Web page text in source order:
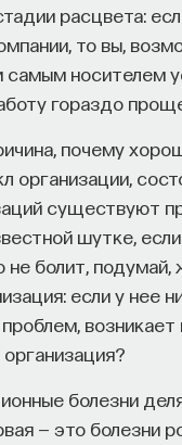
расцвета:
то вы,
самым носителем
гораздо
почему
организации,
существуют
шутке,
не болит, подумай,
если у нее
возникает
болезни
— это болезни
каждом выпуске —
изобретателями. За
обсудил большие
с Михаилом
с Ириной
с Михаилом
от коучинга до
их список будет
слушайте подкаст
,Apple Podcasts,VK